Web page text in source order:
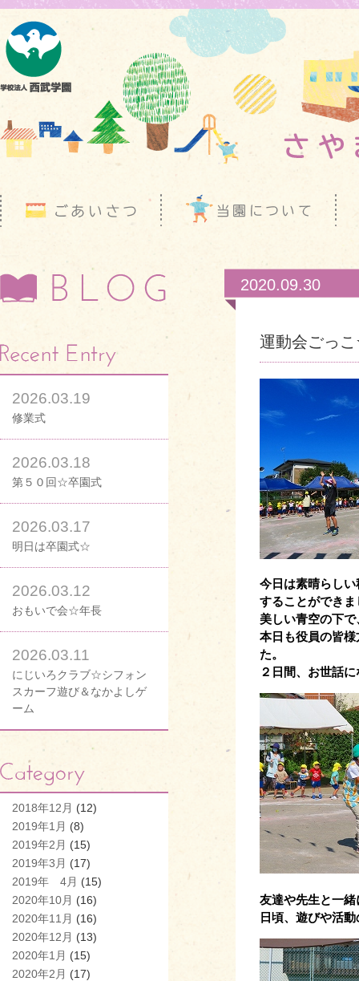
2026.03.19
修業式
2026.03.18
第５０回☆卒園式
2026.03.17
明日は卒園式☆
2026.03.12
おもいで会☆年長
2026.03.11
にじいろクラブ☆シフォン
スカーフ遊び＆なかよしゲ
ーム
2018年12月 (12)
2019年1月 (8)
2019年2月 (15)
2019年3月 (17)
2019年 4月 (15)
2020年10月 (16)
2020年11月 (16)
2020年12月 (13)
2020年1月 (15)
2020年2月 (17)
2020.09.30
運動会ごっ
今日は素晴らし
することができま
美しい青空の下
本日も役員の皆
た。
２日間、お世話
友達や先生と一
日頃、遊びや活